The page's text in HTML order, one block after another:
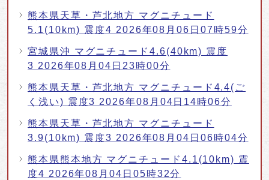
熊本県天草・芦北地方 マグニチュード
5.1(10km) 震度4 2026年08月06日07時59分
宮城県沖 マグニチュード4.6(40km) 震度
3 2026年08月04日23時00分
熊本県天草・芦北地方 マグニチュード4.4(ご
く浅い) 震度3 2026年08月04日14時06分
熊本県天草・芦北地方 マグニチュード
3.9(10km) 震度3 2026年08月04日06時04分
熊本県熊本地方 マグニチュード4.1(10km) 震
度4 2026年08月04日05時32分